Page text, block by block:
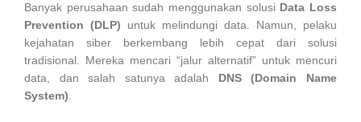
Banyak perusahaan sudah menggunakan solusi Data Loss
Prevention (DLP) untuk melindungi data. Namun, pelaku
kejahatan siber berkembang lebih cepat dari solusi
tradisional. Mereka mencari “jalur alternatif” untuk mencuri
data, dan salah satunya adalah DNS (Domain Name
System)